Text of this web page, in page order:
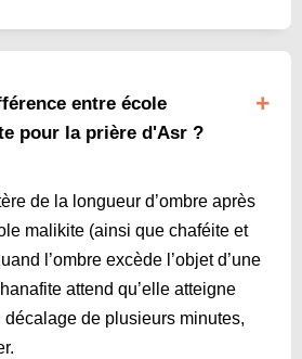
entre école
pour la prière d'Asr ?
de la longueur d’ombre après
malikite (ainsi que chaféite et
l’ombre excède l’objet d’une
attend qu’elle atteigne
décalage de plusieurs minutes,